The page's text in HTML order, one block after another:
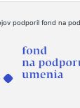
podporil fond na